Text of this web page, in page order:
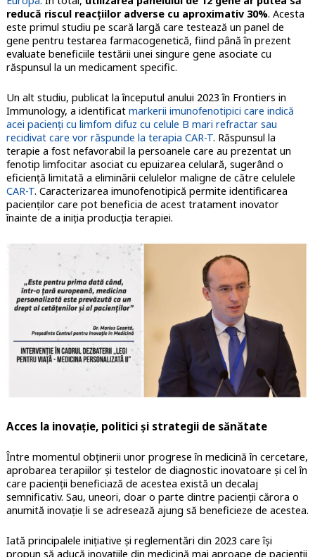
reducă riscul reacţiilor adverse cu aproximativ 30%. Acesta
este primul studiu pe scară largă care testează un panel de
gene pentru testarea farmacogenetică, fiind până în prezent
evaluate beneficiile testării unei singure gene asociate cu
răspunsul la un medicament specific.
Un alt studiu, publicat la începutul anului 2023 în Frontiers in
Immunology, a identificat markerii imunofenotipici care indică
acei pacienţi cu limfom difuz cu celule B mari refractar sau
recidivat care vor răspunde la terapia CAR-T. Răspunsul la
terapie a fost nefavorabil la persoanele care au prezentat un
fenotip limfocitar asociat cu epuizarea celulară, sugerând o
eficienţă limitată a eliminării celulelor maligne de către celulele
CAR-T. Caracterizarea imunofenotipică permite identificarea
pacienţilor care pot beneficia de acest tratament inovator
înainte de a iniţia producţia terapiei.
Acces la inovaţie, politici şi strategii de sănătate
Între momentul obţinerii unor progrese în medicină în cercetare,
aprobarea terapiilor şi testelor de diagnostic inovatoare şi cel în
care pacienţii beneficiază de acestea există un decalaj
semnificativ. Sau, uneori, doar o parte dintre pacienţii cărora o
anumită inovaţie li se adresează ajung să beneficieze de acestea.
Iată principalele iniţiative şi reglementări din 2023 care îşi
propun să aducă inovaţiile din medicină mai aproape de pacienţii